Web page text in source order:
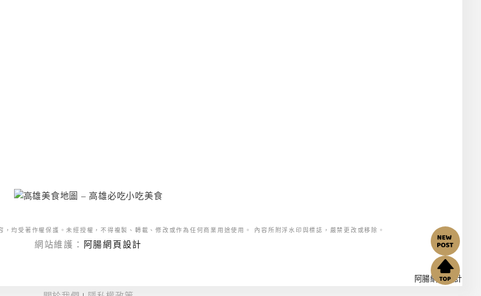
均受著作權保護。未經授權，不得複製、轉載、修改或作為任何商業用途使用。 內容所附浮水印與標誌，嚴禁更改或移除。
網站維護： 阿腸網頁設計
阿腸網頁設計